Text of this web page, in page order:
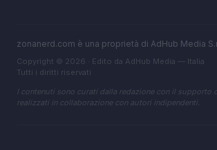
zonanerd.com è una proprietà di AdHub Media
Copyright © 2026 · Edito da AdHub Media — Italia
Tutti i diritti riservati
I contenuti sono curati dalla redazione con il supporto
realizzati in collaborazione con autori indipendenti.